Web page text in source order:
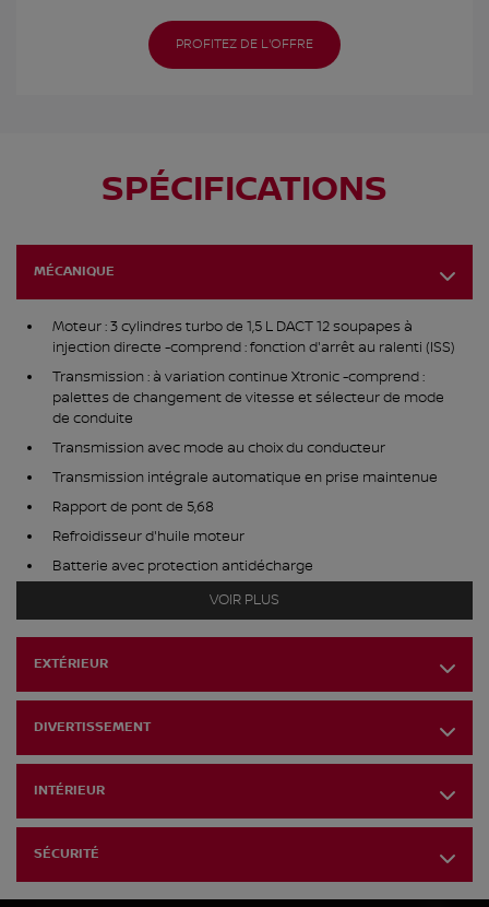
PROFITEZ DE L'OFFRE
SPÉCIFICATIONS
MÉCANIQUE
Moteur : 3 cylindres turbo de 1,5 L DACT 12 soupapes à
injection directe -comprend : fonction d'arrêt au ralenti (ISS)
Transmission : à variation continue Xtronic -comprend :
palettes de changement de vitesse et sélecteur de mode
de conduite
Transmission avec mode au choix du conducteur
Transmission intégrale automatique en prise maintenue
Rapport de pont de 5,68
Refroidisseur d'huile moteur
Batterie avec protection antidécharge
Amortisseurs à gaz sous pression
Barre antiroulis avant et arrière
hélicoïdaux
Suspension arrière multibras avec ressorts hélicoïdaux
Freins à disque aux 4 roues, à disques ventilés avant et
arrière avec antiblocage aux 4 roues, assistance au freinage,
VOIR PLUS
EXTÉRIEUR
DIVERTISSEMENT
INTÉRIEUR
SÉCURITÉ